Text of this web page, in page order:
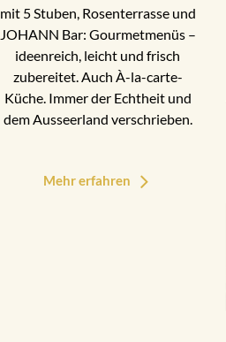
mit 5 Stuben, Rosenterrasse und
JOHANN Bar: Gourmetmenüs –
ideenreich, leicht und frisch
zubereitet. Auch À-la-carte-
Küche. Immer der Echtheit und
dem Ausseerland verschrieben.
Mehr erfahren